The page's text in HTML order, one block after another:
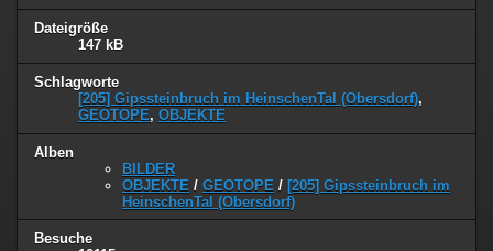
Dateigröße
147 kB
Schlagworte
[205] Gipssteinbruch im HeinschenTal (Obersdorf),
GEOTOPE, OBJEKTE
Alben
BILDER
OBJEKTE / GEOTOPE / [205] Gipssteinbruch im
HeinschenTal (Obersdorf)
Besuche